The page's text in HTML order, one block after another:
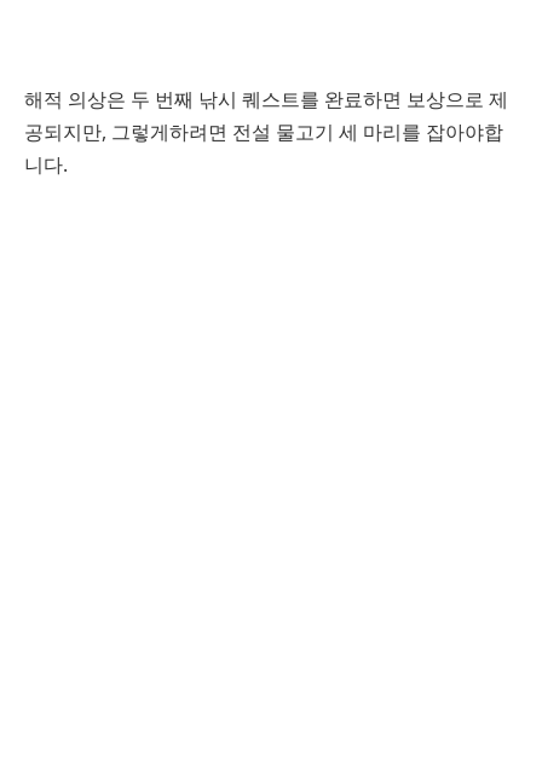
해적 의상은 두 번째 낚시 퀘스트를 완료하면 보상으로 제
공되지만, 그렇게하려면 전설 물고기 세 마리를 잡아야합
니다.